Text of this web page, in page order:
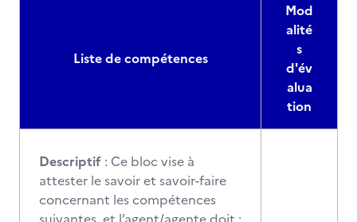
Liste de compétences
Mod
alité
s
d'év
alua
tion
Descriptif : Ce bloc vise à
attester le savoir et savoir-faire
concernant les compétences